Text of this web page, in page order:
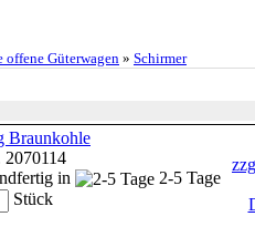
offene Güterwagen» Schirmer
Braunkohle
in
2-5 Tage
Stück